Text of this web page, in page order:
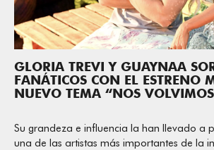
GLORIA TREVI Y GUAYNAA
FANÁTICOS CON EL ESTRENO
NUEVO TEMA “NOS
Su grandeza e influencia la han llevado a
una de las artistas más importantes de la